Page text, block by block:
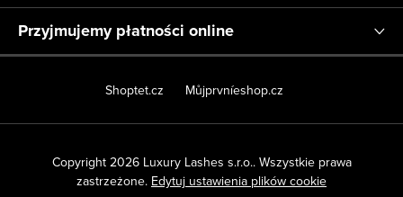
Przyjmujemy płatności online
Shoptet.cz Můjprvníeshop.cz
Copyright 2026 Luxury Lashes s.r.o.. Wszystkie prawa
zastrzeżone. Edytuj ustawienia plików cookie